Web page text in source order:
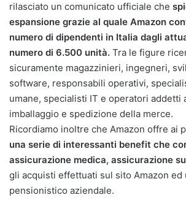
rilasciato un comunicato ufficiale che
espansione grazie al quale Amazon
numero di dipendenti in Italia dagli
numero di 6.500 unità. Tra le figure
sicuramente magazzinieri, ingegneri,
software, responsabili operativi,
umane, specialisti IT e operatori addetti
imballaggio e spedizione della merce.
Ricordiamo inoltre che Amazon offre ai
una serie di interessanti benefit che
assicurazione medica, assicurazione
gli acquisti effettuati sul sito Amazon ed
pensionistico aziendale.